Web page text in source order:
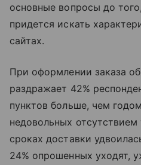
основные вопросы до
придется искать
сайтах.
При оформлении заказа
раздражает 42%
пунктов больше, чем
недовольных
сроках доставки
24% опрошенных уходят,